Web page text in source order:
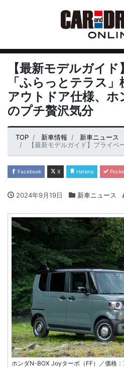
【最新モデルガイ
「ふらっとテラス
アウトドア仕様、
のプチ贅沢気分
TOP 新車情報
新車ニュース
【最新モデルガイド】プライベート「ふらっとテラス」標準装備。
Facebook X Hatena
2024年9月19日 新車ニュース
ホンダN-BOX Joyターボ（FF）／価